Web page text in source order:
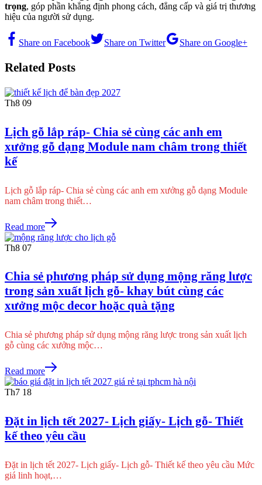
trọng, góp phần khẳng định phong cách, đẳng cấp và giá trị thương
hiệu của người sử dụng.
Share on Facebook Share on Twitter Share on Google+
Related Posts
Th8 09
Lịch gỗ lắp ráp- Chia sẻ cùng các anh em
xưởng gỗ dạng Module nam châm trong thiết
kế
Lịch gỗ lắp ráp- Chia sẻ cùng các anh em xưởng gỗ dạng Module
nam châm trong thiết…
Read more
Th8 07
Chia sẻ phương pháp sử dụng mộng răng lược
trong sản xuất lịch gỗ- khay bút cùng các
xưởng mộc decor hoặc quà tặng
Chia sẻ phương pháp sử dụng mộng răng lược trong sản xuất lịch
gỗ cùng các xưởng mộc…
Read more
Th7 18
Đặt in lịch tết 2027- Lịch giấy- Lịch gỗ- Thiết
kế theo yêu cầu
Đặt in lịch tết 2027- Lịch giấy- Lịch gỗ- Thiết kế theo yêu cầu Mức
giá linh hoạt,…